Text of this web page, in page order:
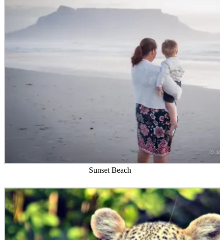
Sunset Beach